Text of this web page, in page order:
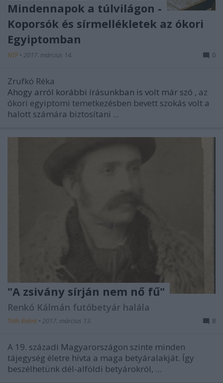
Mindennapok a túlvilágon -
Koporsók és sírmellékletek az ókori
Egyiptomban
NTF • 2017. március 14. 0
Zrufkó Réka
Ahogy arról korábbi írásunkban is volt már szó , az
ókori egyiptomi temetkezésben bevett szokás volt a
halott számára biztosítani ...
"A zsivány sírján nem nő fű"
Renkó Kálmán futóbetyár halála
Toth Balint • 2017. március 13. 8
A 19. századi Magyarországon szinte minden
tájegység életre hívta a maga betyáralakját. Így
beszélhetünk dél-alföldi betyárokról, ...